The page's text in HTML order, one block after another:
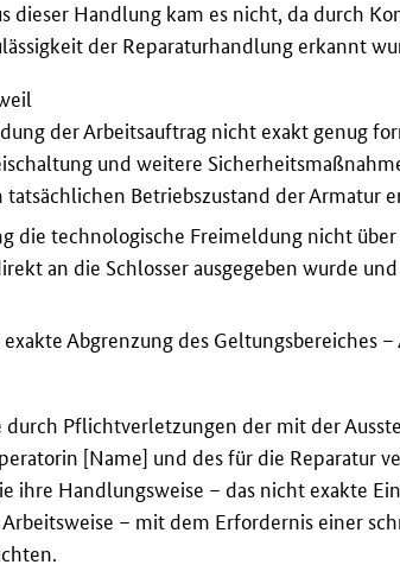
dieser Handlung kam es nicht, da durch
der Reparaturhandlung erkannt
der Arbeitsauftrag nicht exakt genug
und weitere
Betriebszustand der Armatur
die technologische Freimeldung nicht über
an die Schlosser ausgegeben wurde
Abgrenzung des Geltungsbereiches
Pflichtverletzungen der mit der
[Name] und des für die Reparatur
ihre Handlungsweise – das nicht exakte
– mit dem Erfordernis einer